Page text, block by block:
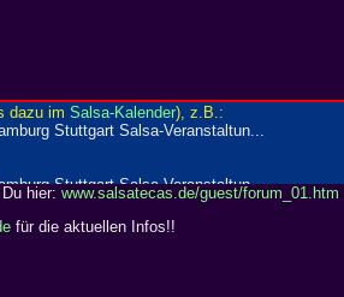
hier: www.salsatecas.de/guest/forum_01.htm
für die aktuellen Infos!!